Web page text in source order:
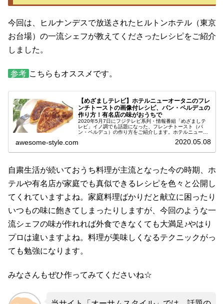
今回は、ヒルナンデスで放送されたヒルトンホテル（東京
お台場）の一流シェフが教えてくださったレシピをご紹介
しました。
参考 こちらもオススメです。
【めざましテレビ】ホテルニューオータニのフレ
ンチトーストの画像付レシピ、パン・ペルデュの
作り方！有名店の味がおうちで
2020年5月7日にフジテレビ系列・情報番組「めざましテ
レビ」イノ調でも話題になった、フレンチトースト（パ
ン・ペルデュ）の作り方をご紹介します。ホテルニューオ
awesome-style.com 2020.05.08
自粛生活が続いておうち料理が主流となった今の時期、ホ
テルや有名店が家庭でも真似できるレシピを色々と公開し
てくれていますよね。家庭料理ばかりだと献立に困ったり
いつもの味に飽きてしまったりしますが、今回のような一
流シェフの味が作れれば外食できなくても大満足♪やはり
プロは違いますよね。料理が美味しくなるテクニックがっ
ても勉強になります。
みなさんもぜひ作ってみてくださいね☆